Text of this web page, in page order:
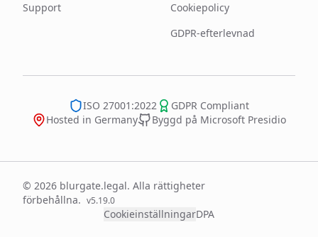
Support
Cookiepolicy
GDPR-efterlevnad
ISO 27001:2022
GDPR Compliant
Hosted in Germany
Byggd på Microsoft Presidio
© 2026 blurgate.legal. Alla rättigheter
förbehållna. v5.19.0
CookieinställningarDPA